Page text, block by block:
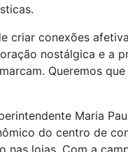
criar conexões
nostálgica e a
Queremos
Maria
do centro de
lojas. Com a